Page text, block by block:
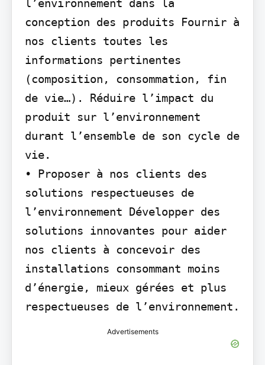
l’environnement dans la
conception des produits Fournir à
nos clients toutes les
informations pertinentes
(composition, consommation, fin
de vie…). Réduire l’impact du
produit sur l’environnement
durant l’ensemble de son cycle de
vie.
• Proposer à nos clients des
solutions respectueuses de
l’environnement Développer des
solutions innovantes pour aider
nos clients à concevoir des
installations consommant moins
d’énergie, mieux gérées et plus
respectueuses de l’environnement.
Advertisements